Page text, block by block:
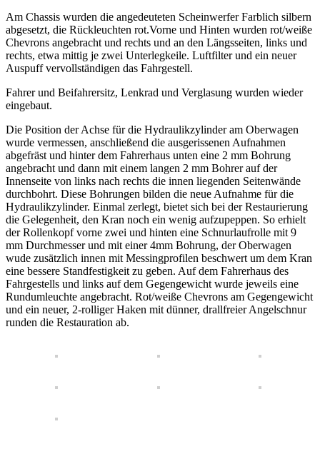
Am Chassis wurden die angedeuteten Scheinwerfer Farblich silbern
abgesetzt, die Rückleuchten rot.Vorne und Hinten wurden rot/weiße
Chevrons angebracht und rechts und an den Längsseiten, links und
rechts, etwa mittig je zwei Unterlegkeile. Luftfilter und ein neuer
Auspuff vervollständigen das Fahrgestell.
Fahrer und Beifahrersitz, Lenkrad und Verglasung wurden wieder
eingebaut.
Die Position der Achse für die Hydraulikzylinder am Oberwagen
wurde vermessen, anschließend die ausgerissenen Aufnahmen
abgefräst und hinter dem Fahrerhaus unten eine 2 mm Bohrung
angebracht und dann mit einem langen 2 mm Bohrer auf der
Innenseite von links nach rechts die innen liegenden Seitenwände
durchbohrt. Diese Bohrungen bilden die neue Aufnahme für die
Hydraulikzylinder. Einmal zerlegt, bietet sich bei der Restaurierung
die Gelegenheit, den Kran noch ein wenig aufzupeppen. So erhielt
der Rollenkopf vorne zwei und hinten eine Schnurlaufrolle mit 9
mm Durchmesser und mit einer 4mm Bohrung, der Oberwagen
wude zusätzlich innen mit Messingprofilen beschwert um dem Kran
eine bessere Standfestigkeit zu geben. Auf dem Fahrerhaus des
Fahrgestells und links auf dem Gegengewicht wurde jeweils eine
Rundumleuchte angebracht. Rot/weiße Chevrons am Gegengewicht
und ein neuer, 2-rolliger Haken mit dünner, drallfreier Angelschnur
runden die Restauration ab.